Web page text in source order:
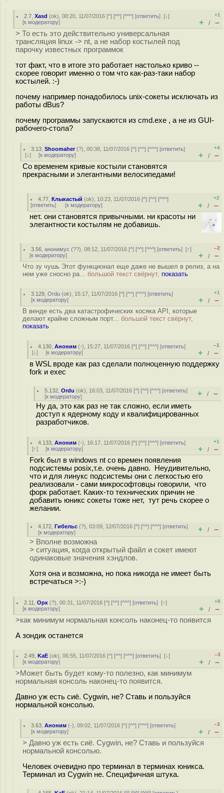
2.7 ,Xasd (ok), 00:20, 11/07/2016 [^] [^^] [^^^] [ответить][↓]
[к модератору]
+1
+ / –
> То есть это действительно универсальная
трансляция linux -> nt, а не набор костылей под
парочку известных программок
тот факт, что в итоге это работает настолько криво --
скорее говорит именно о том что как-раз-таки набор
костылей. :-)
почему например понадобилось unix-сокеты исключать из
работы dBus?
почему программы запускаются из cmd.exe , а не из GUI-
рабочего-стола?
3.13 ,Shoomaher(?), 00:38, 11/07/2016 [^] [^^] [^^^] [ответить]
[↓] [к модератору]
+4
+ / –
Со временем кривые костыли становятся
прекрасными и элегантными велосипедами!
4.77 ,Клыкастый (ok), 10:23, 11/07/2016 [^] [^^] [^^^]
[ответить] [к модератору]
+2
+ / –
нет. они становятся привычными. ни красоты ни
элегантности костылям не добавишь.
3.56 ,анонимус (??), 08:12, 11/07/2016 [^] [^^] [^^^] [ответить][↑]
[к модератору]
–2
+ / –
Что зу чушь Этот функционал еще даже не вышел в релиз, а на
нем уже сносно ра... большой текст свёрнут, показать
3.129 ,Ordu (ok), 15:17, 11/07/2016 [^] [^^] [^^^] [ответить]
[к модератору]
+1
+ / –
В венде есть два катастрофических косяка API, которые
делают крайне сложным порт... большой текст свёрнут,
показать
4.130 ,Аноним (-), 15:27, 11/07/2016 [^] [^^] [^^^] [ответить]
[↓] [к модератору]
–1
+ / –
в WSL вроде как раз сделали полноценную поддержку
fork и exec
5.132 ,Ordu (ok), 16:03, 11/07/2016 [^] [^^] [^^^] [ответить]
[к модератору] + / –
Ну да, это как раз не так сложно, если иметь
доступ к ядерному коду и квалифицированных
разработчиков.
4.133 ,Аноним (-), 16:17, 11/07/2016 [^] [^^] [^^^] [ответить]
[↑] [к модератору]
+1
+ / –
Fork был в windows nt со времен появления
подсистемы posix,т.е. очень давно. Неудивительно,
что и для линукс подсистемы они с легкостью его
реализовали - сами микрософтовцы говорили, что
форк работает. Каких-то технических причин не
добавить юникс сокеты тоже нет, тут речь скорее о
желании.
4.172 ,Гибельс (?), 03:09, 12/07/2016 [^] [^^] [^^^] [ответить]
[к модератору] + / –
> Вполне возможна
> ситуация, когда открытый файл и сокет имеют
одинаковые значения хэндлов.
Хотя она и возможна, но пока никогда не имеет быть
встречаться >:-)
2.11 ,Орк (?), 00:31, 11/07/2016 [^] [^^] [^^^] [ответить][↑]
[к модератору]
+8
+ / –
>как минимум нормальная консоль наконец-то появится
А зондик останется
2.49 ,KaE (ok), 06:55, 11/07/2016 [^] [^^] [^^^] [ответить][↓]
[к модератору]
–3
+ / –
>Может быть будет кому-то полезно, как минимум
нормальная консоль наконец-то появится.
Давно уж есть сиё. Cygwin, не? Ставь и пользуйся
нормальной консолью.
3.63 ,Аноним (-), 09:02, 11/07/2016 [^] [^^] [^^^] [ответить]
[к модератору]
–3
+ / –
> Давно уж есть сиё. Cygwin, не? Ставь и пользуйся
нормальной консолью.
Человек очевидно про терминал в терминах юникса.
Терминал из Cygwin не. Специфичная штука.